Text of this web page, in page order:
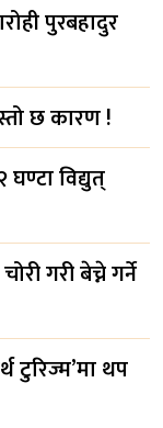
पुरबहादुर
छ कारण !
विद्युत्
गरी बेच्ने गर्ने
टुरिज्म’मा थप